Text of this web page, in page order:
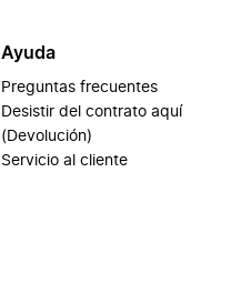
Ayuda
Preguntas frecuentes
Desistir del contrato aquí
(Devolución)
Servicio al cliente